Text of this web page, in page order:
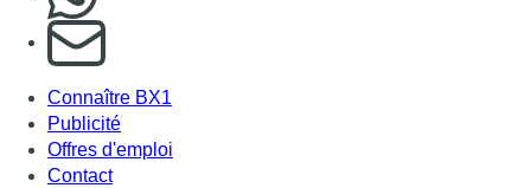
S'abonner à notre newsletter
Connaître BX1
Publicité
Offres d'emploi
Contact